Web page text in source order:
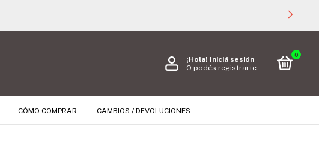
¡Hola! Iniciá sesión
O podés registrarte
0
CÓMO COMPRAR CAMBIOS / DEVOLUCIONES